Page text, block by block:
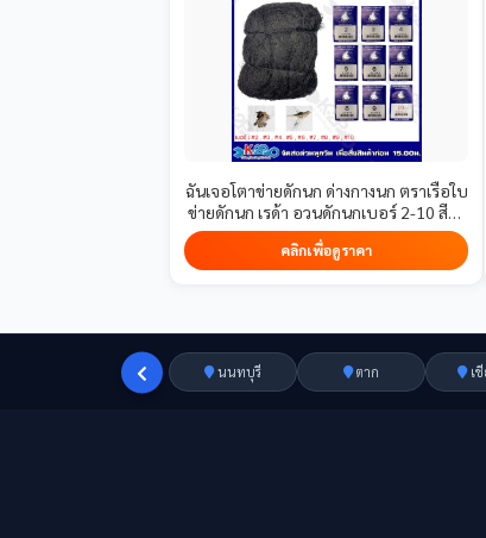
ฉันเจอโตาข่ายดักนก ด่างกางนก ตราเรือใบ
ข่ายดักนก เรด้า อวนดักนกเบอร์ 2-10 สีดำ
ตาข่ายใช้กันอย่างแพร่หลายในการเกษตร
รับประกันคุณภาพ
คลิกเพื่อดูราคา
นนทบุรี ตาก เชี